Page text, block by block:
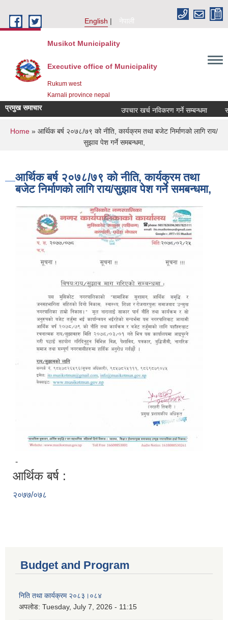
English
नेपाली
Musikot Municipality
Executive office of Municipality
Rukum west
Karnali province nepal
प्रमुख समाचार उपचार खर्च नविकरण गर्ने सम्बन्धमा
You are here
Home » आर्थिक बर्ष २०७८/७९ को नीति, कार्यक्रम तथा बजेट निर्माणको लागि राय/
सुझाव पेश गर्ने समबन्धमा,
आर्थिक बर्ष २०७८/७९ को नीति, कार्यक्रम तथा
बजेट निर्माणको लागि राय/सुझाव पेश गर्ने समबन्धमा,
-
आर्थिक बर्ष :
२०७७/०७८
Budget and Program
निति तथा कार्यक्रम २०८३।०८४
अपलोड: Tuesday, July 7, 2026 - 11:15